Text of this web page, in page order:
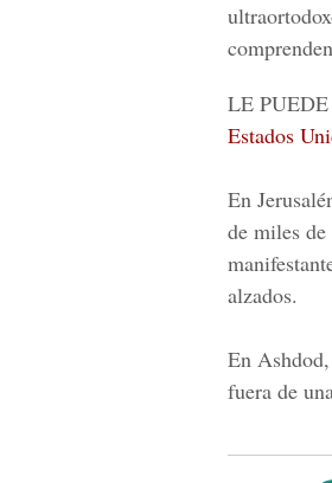
LE
Estados
En
de miles
alzados.
En Ashdod
fuera de